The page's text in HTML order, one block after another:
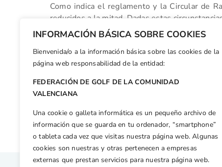
INFORMACIÓN BÁSICA SOBRE COOKIES
Bienvenida/o a la información básica sobre las cookies de la
página web responsabilidad de la entidad:
FEDERACIÓN DE GOLF DE LA COMUNIDAD
VALENCIANA
Una cookie o galleta informática es un pequeño archivo de
información que se guarda en tu ordenador, “smartphone”
o tableta cada vez que visitas nuestra página web. Algunas
cookies son nuestras y otras pertenecen a empresas
externas que prestan servicios para nuestra página web.
Como indica el reglamento y la Circular de
reducidos a la mitad. Dadas estas
está valorando la posibilidad de incluir un
2023, un hecho que, de producirse, se
Facebook
X WhatsApp
LinkedIn
Email
Otras